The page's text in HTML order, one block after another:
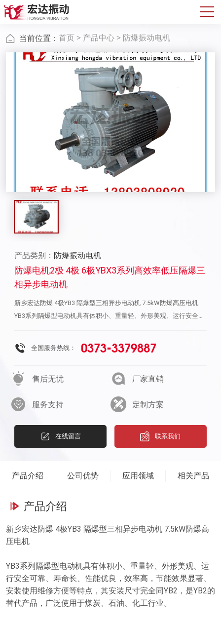
当前位置： 首页 > 产品中心 > 防爆振动电机
产品类别： 防爆振动电机
防爆电机2极 4极 6极YBX3系列高效率低压隔爆三
相异步电动机
新乡宏达防爆 4极YB3 隔爆型三相异步电动机 7.5kW防爆高压电机
YB3系列隔爆型电动机具有体积小、重量轻、外形美观、运行安全可
便等特点，其安装尺寸完全同YB2，是YB2的替代产品，广泛使用于
煤炭、石油、化工行业。YB3-H系列船用隔爆型三相异步电动机产品
电机基础上研制开发的 全封闭、自扇冷、鼠笼式、隔爆型船用三相
品低的特点，符合环保要求。适用于船舶及海洋工程中，温度组别为
的动力设备。YB3-H系列船用隔爆型三相异步电动机型号说明：电动
机防爆标志代表的意义：电动机型号代表意义示例：YB3-H系列船用
化，但不超过45℃。2．低环境空气温度为-20℃。3．环境空气大相
压和频率：机座号为80-100电机电压频率为380V、660V ，50Hz或
660V、380/660V,50Hz或440V、460V，60Hz；电动机效率：符合三
级能效标准；冷却方式：IC411；防护等级: IP55；绝缘等级：采用
过1000米。防爆等级：ExdⅡBT4Gb。产品信息：YB3-H系列船用隔
爆型三相异步电动机按照GB3836.2的规定制成隔爆型，其防爆标志
为ExdⅡBT4Gb。适用于II类A、B级T1～T4组可燃性气体或蒸汽与空
全国服务热线： 0373-3379887
售后无忧 厂家直销
服务支持 定制方案
在线留言 联系我们
产品介绍 公司优势 应用领域 相关产品
产品介绍
新乡宏达防爆 4极YB3 隔爆型三相异步电动机 7.5kW防爆高
压电机
YB3系列隔爆型电动机具有体积小、重量轻、外形美观、运
行安全可靠、寿命长、性能优良，效率高，节能效果显著、
安装使用维修方便等特点，其安装尺寸完全同YB2，是YB2的
替代产品，广泛使用于煤炭、石油、化工行业。